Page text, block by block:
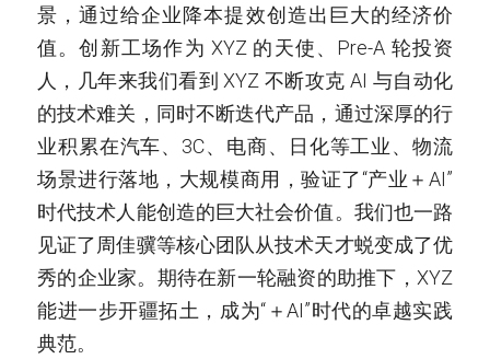
景，通过给企业降本提效创造出巨大的经济价
值。创新工场作为 XYZ 的天使、Pre-A 轮投资
人，几年来我们看到 XYZ 不断攻克 AI 与自动化
的技术难关，同时不断迭代产品，通过深厚的行
业积累在汽车、3C、电商、日化等工业、物流
场景进行落地，大规模商用，验证了“产业＋AI”
时代技术人能创造的巨大社会价值。我们也一路
见证了周佳骥等核心团队从技术天才蜕变成了优
秀的企业家。期待在新一轮融资的助推下，XYZ
能进一步开疆拓土，成为“＋AI”时代的卓越实践
典范。